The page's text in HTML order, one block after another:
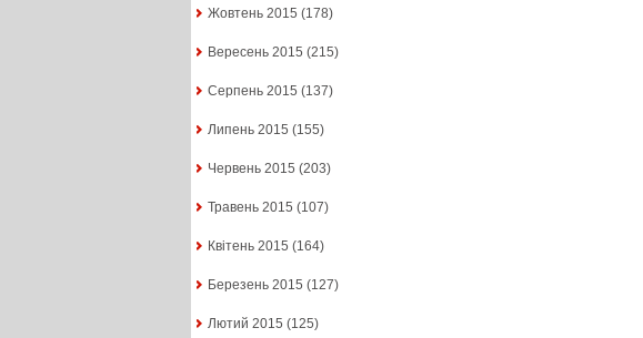
Жовтень 2015 (178)
Вересень 2015 (215)
Серпень 2015 (137)
Липень 2015 (155)
Червень 2015 (203)
Травень 2015 (107)
Квітень 2015 (164)
Березень 2015 (127)
Лютий 2015 (125)